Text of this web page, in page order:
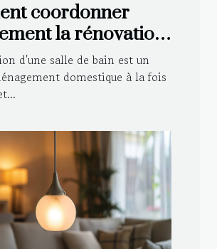
coordonner
la rénovation
salle de bain
d'une salle de bain est un
domestique à la fois